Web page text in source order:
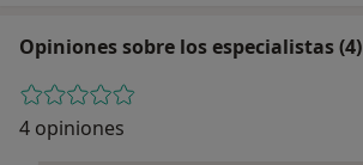
Opiniones sobre los especialistas (4)
4 opiniones